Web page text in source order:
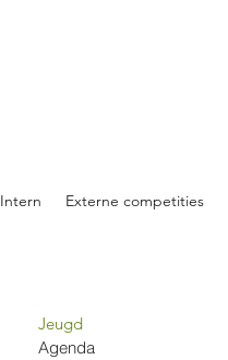
Intern Externe competities
Jeugd
Agenda